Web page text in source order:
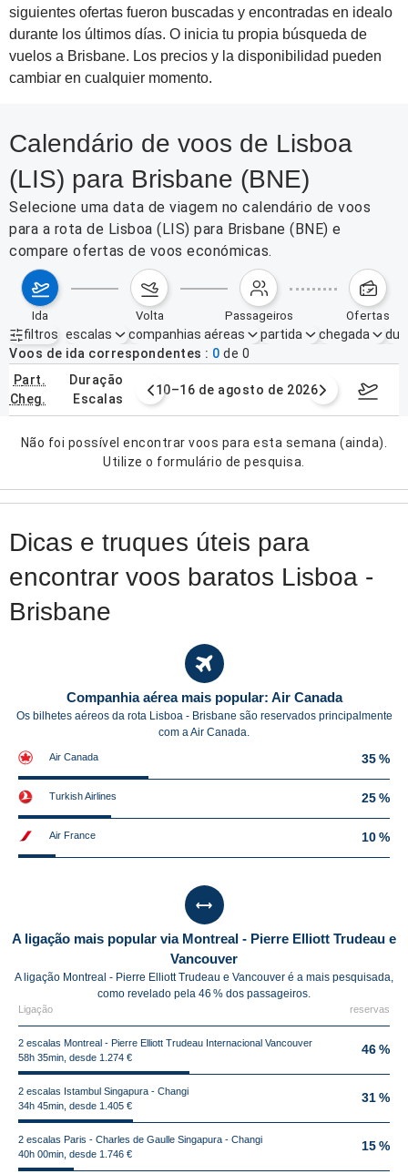
siguientes ofertas fueron buscadas y encontradas en idealo
durante los últimos días. O inicia tu propia búsqueda de
vuelos a Brisbane. Los precios y la disponibilidad pueden
cambiar en cualquier momento.
Calendário de voos de Lisboa
(LIS) para Brisbane (BNE)
Selecione uma data de viagem no calendário de voos
para a rota de Lisboa (LIS) para Brisbane (BNE) e
compare ofertas de voos económicas.
ida volta passageiros ofertas
filtros
Filtros ativos nenhum
escalas companhias aéreas partida chegada
Voos de ida correspondentes
0 de 0
part.
cheg.
duração
escalas
agosto de 2026 10–16 de agosto de 2026 17–23
Não foi possível encontrar voos para esta semana (ainda).
Utilize o formulário de pesquisa.
Dicas e truques úteis para
encontrar voos baratos Lisboa -
Brisbane
Companhia aérea mais popular: Air Canada
Os bilhetes aéreos da rota Lisboa - Brisbane são reservados principalmente
com a Air Canada.
Air Canada 35 %
Turkish Airlines 25 %
Air France 10 %
A ligação mais popular via Montreal - Pierre Elliott Trudeau e
Vancouver
A ligação Montreal - Pierre Elliott Trudeau e Vancouver é a mais pesquisada,
como revelado pela 46 % dos passageiros.
Ligação reservas
2 escalas Montreal - Pierre Elliott Trudeau Internacional Vancouver
58h 35min, desde 1.274 €
46 %
2 escalas Istambul Singapura - Changi
34h 45min, desde 1.405 €
31 %
2 escalas Paris - Charles de Gaulle Singapura - Changi
40h 00min, desde 1.746 €
15 %